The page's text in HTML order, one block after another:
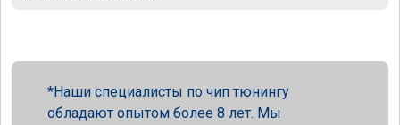
Наши специалисты по чип тюнингу
обладают опытом более 8 лет. Мы